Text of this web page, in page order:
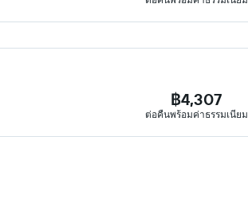
฿4,307
ต่อคืนพร้อมค่าธรรมเนียม